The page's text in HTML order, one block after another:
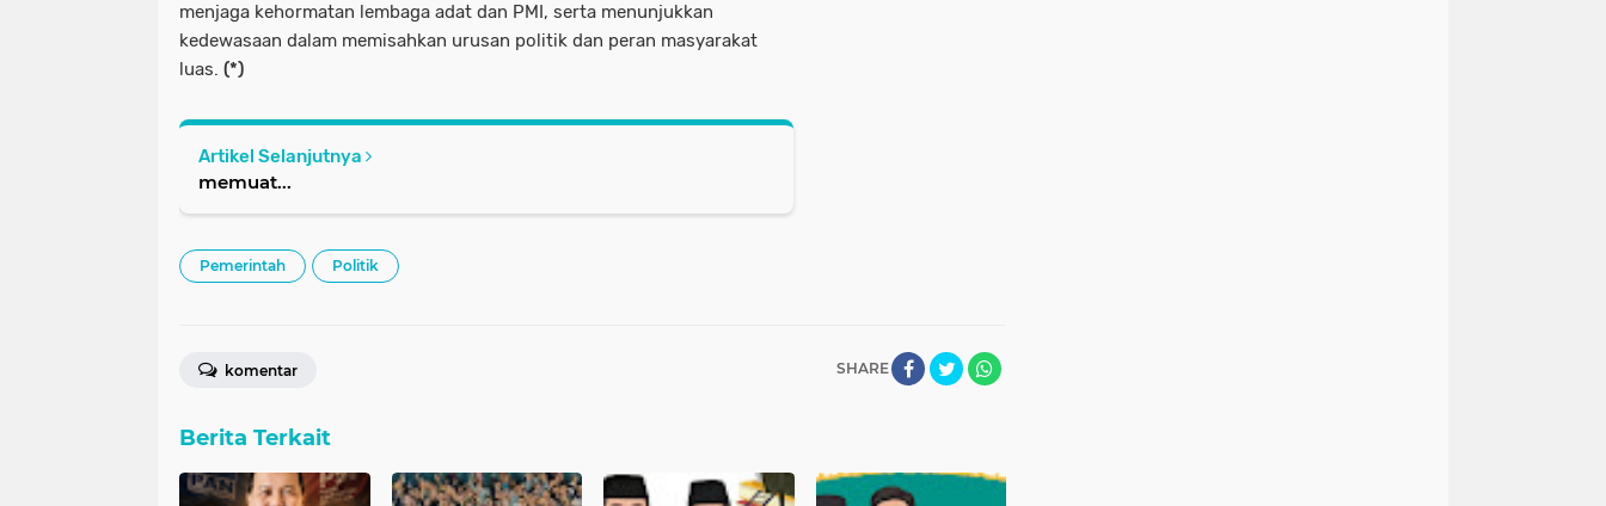
menjaga kehormatan lembaga adat dan PMI, serta menunjukkan
kedewasaan dalam memisahkan urusan politik dan peran masyarakat
luas. (*)
Artikel Selanjutnya
memuat...
Pemerintah Politik
SHARE
komentar
Berita Terkait